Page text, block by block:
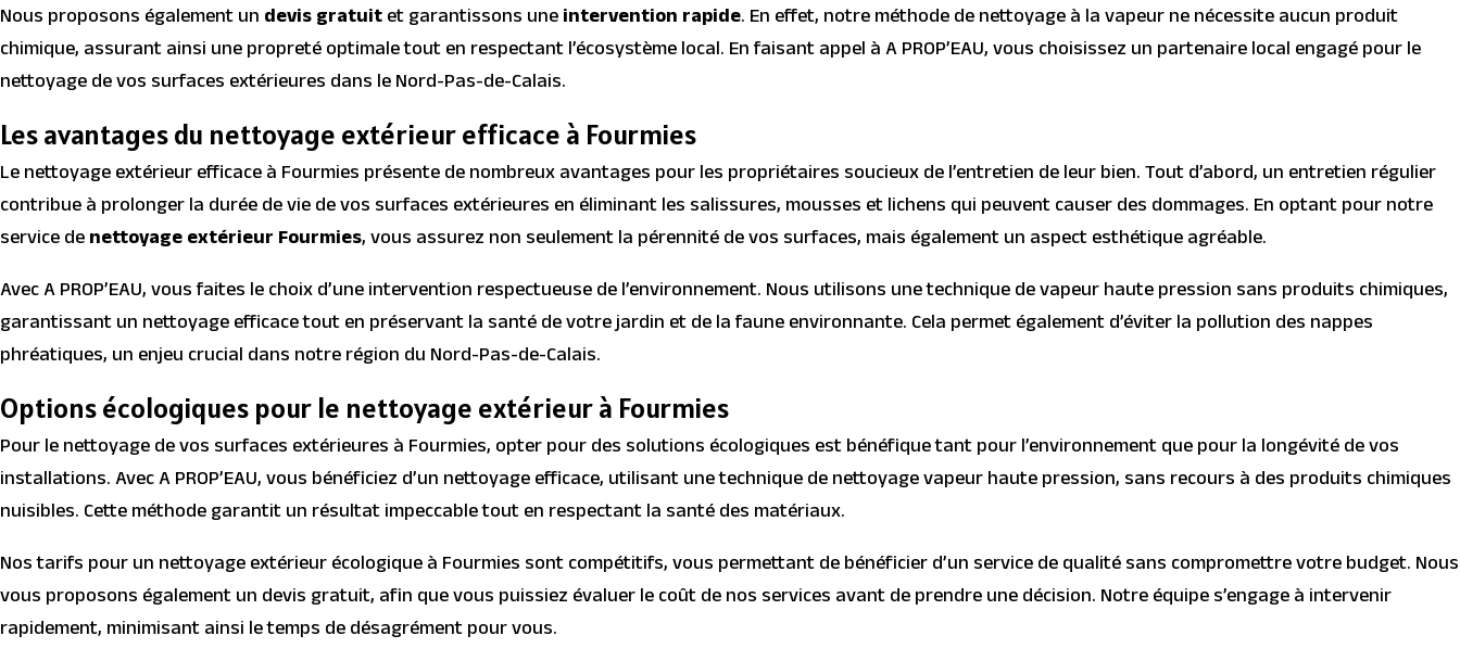
Nous proposons également undevis gratuitet garantissons uneintervention rapide. En effet, notre méthode de nettoyage à la vapeur ne nécessite aucun produit
chimique, assurant ainsi une propreté optimale tout en respectant l’écosystème local. En faisant appel à A PROP’EAU, vous choisissez un partenaire local engagé pour le
nettoyage de vos surfaces extérieures dans le Nord-Pas-de-Calais.
Les avantages du nettoyage extérieur efficace à Fourmies
Le nettoyage extérieur efficace à Fourmies présente de nombreux avantages pour les propriétaires soucieux de l’entretien de leur bien. Tout d’abord, un entretien régulier
contribue à prolonger la durée de vie de vos surfaces extérieures en éliminant les salissures, mousses et lichens qui peuvent causer des dommages. En optant pour notre
service denettoyage extérieur Fourmies, vous assurez non seulement la pérennité de vos surfaces, mais également un aspect esthétique agréable.
Avec A PROP’EAU, vous faites le choix d’une intervention respectueuse de l’environnement. Nous utilisons une technique de vapeur haute pression sans produits chimiques,
garantissant un nettoyage efficace tout en préservant la santé de votre jardin et de la faune environnante. Cela permet également d’éviter la pollution des nappes
phréatiques, un enjeu crucial dans notre région du Nord-Pas-de-Calais.
Options écologiques pour le nettoyage extérieur à Fourmies
Pour le nettoyage de vos surfaces extérieures à Fourmies, opter pour des solutions écologiques est bénéfique tant pour l’environnement que pour la longévité de vos
installations. Avec A PROP’EAU, vous bénéficiez d’un nettoyage efficace, utilisant une technique de nettoyage vapeur haute pression, sans recours à des produits chimiques
nuisibles. Cette méthode garantit un résultat impeccable tout en respectant la santé des matériaux.
Nos tarifs pour un nettoyage extérieur écologique à Fourmies sont compétitifs, vous permettant de bénéficier d’un service de qualité sans compromettre votre budget. Nous
vous proposons également un devis gratuit, afin que vous puissiez évaluer le coût de nos services avant de prendre une décision. Notre équipe s’engage à intervenir
rapidement, minimisant ainsi le temps de désagrément pour vous.